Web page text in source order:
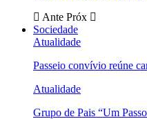
Ante Próx
Sociedade
Atualidade
Passeio convívio reúne
Atualidade
Grupo de Pais “Um